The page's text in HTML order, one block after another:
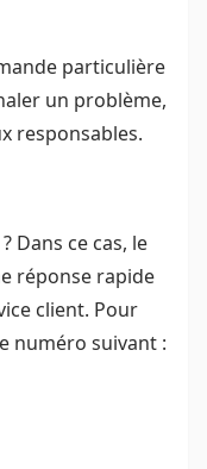
particulière
un problème,
responsables.
Dans ce cas, le
réponse rapide
client. Pour
numéro suivant :